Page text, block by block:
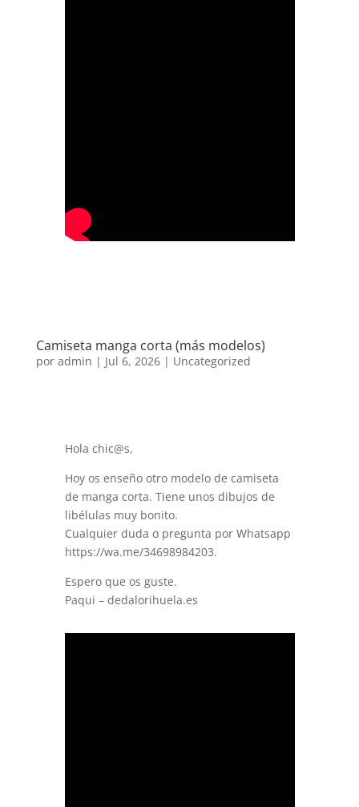
Camiseta manga corta (más modelos)
por admin | Jul 6, 2026| Uncategorized
Hola chic@s,
Hoy os enseño otro modelo de camiseta
de manga corta. Tiene unos dibujos de
libélulas muy bonito.
Cualquier duda o pregunta por Whatsapp
https://wa.me/34698984203.
Espero que os guste.
Paqui – dedalorihuela.es